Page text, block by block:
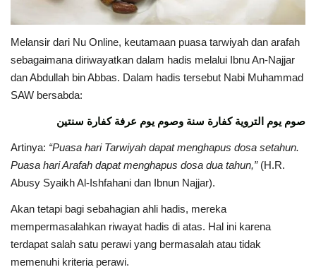
Melansir dari Nu Online, keutamaan puasa tarwiyah dan arafah
sebagaimana diriwayatkan dalam hadis melalui Ibnu An-Najjar
dan Abdullah bin Abbas. Dalam hadis tersebut Nabi Muhammad
SAW bersabda:
صوم يوم التروية كفارة سنة وصوم يوم عرفة كفارة سنتين
Artinya: “Puasa hari Tarwiyah dapat menghapus dosa setahun.
Puasa hari Arafah dapat menghapus dosa dua tahun,”(H.R.
Abusy Syaikh Al-Ishfahani dan Ibnun Najjar).
Akan tetapi bagi sebahagian ahli hadis, mereka
mempermasalahkan riwayat hadis di atas. Hal ini karena
terdapat salah satu perawi yang bermasalah atau tidak
memenuhi kriteria perawi.